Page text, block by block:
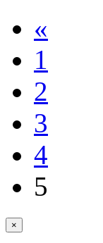
«
1
2
3
4
5
×